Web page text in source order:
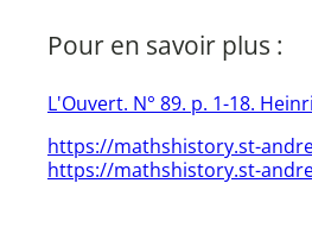
Pour en savoir plus :
L'Ouvert. N° 89. p. 1-18.
https://mathshistory.st-
https://mathshistory.st-